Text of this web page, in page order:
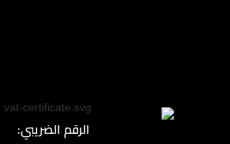
الرقم الضريبي: